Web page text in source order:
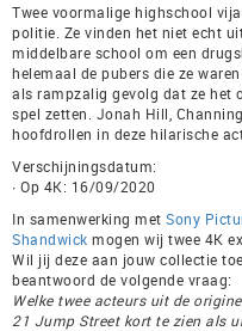
Twee voormalige highschool
politie. Ze vinden het niet echt
middelbare school om een
helemaal de pubers die ze
als rampzalig gevolg dat ze het
spel zetten. Jonah Hill,
hoofdrollen in deze hilarische
Verschijningsdatum:
∙ Op 4K: 16/09/2020
In samenwerking met Sony
Shandwick mogen wij twee 4K
Wil jij deze aan jouw collectie
beantwoord de volgende vraag:
Welke twee acteurs uit de
21 Jump Street kort te zien als